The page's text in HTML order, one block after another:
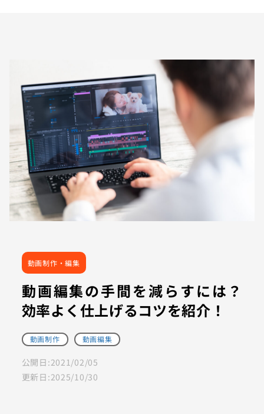
動画制作・編集
動画編集の手間を減らすには？
効率よく仕上げるコツを紹介！
動画制作 動画編集
公開日:2021/02/05
更新日:2025/10/30